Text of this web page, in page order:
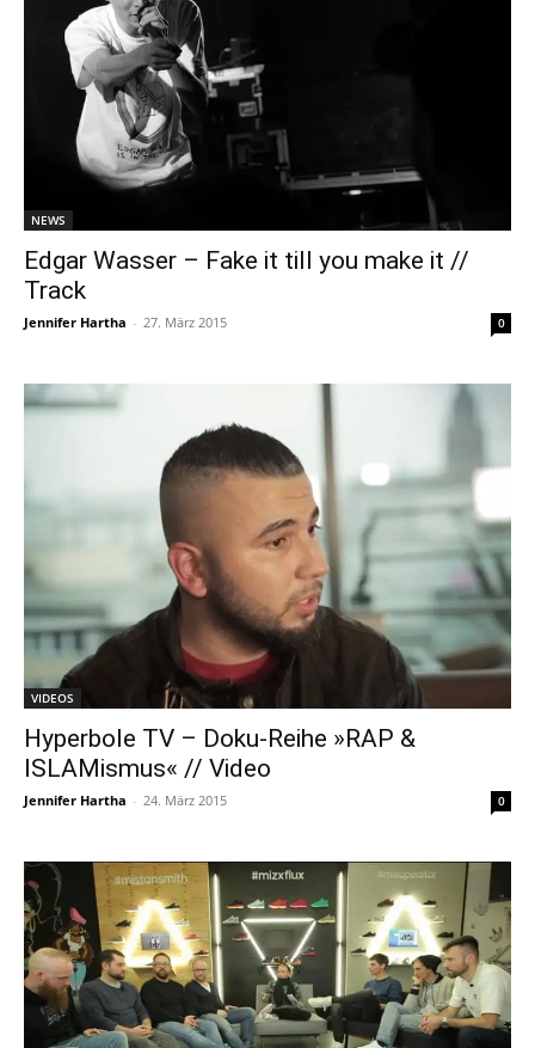
NEWS
Edgar Wasser – Fake it till you make it //
Track
Jennifer Hartha - 27. März 2015 0
VIDEOS
Hyperbole TV – Doku-Reihe »RAP &
ISLAMismus« // Video
Jennifer Hartha - 24. März 2015 0